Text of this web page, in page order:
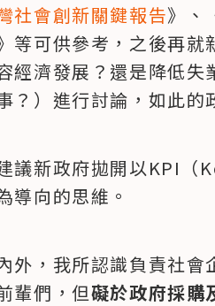
會創新關鍵報告》、
等可供參考，之後再
經濟發展？還是降低
？）進行討論，如此的
議新政府拋開以KPI
導向的思維。
外，我所認識負責社
輩們，但礙於政府採購